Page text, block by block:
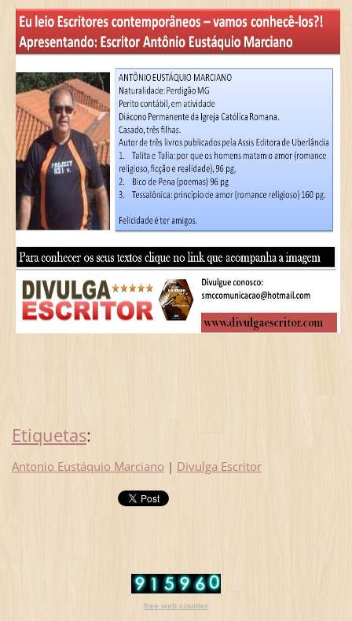
Etiquetas:
Antonio Eustáquio Marciano | Divulga Escritor
free web counter